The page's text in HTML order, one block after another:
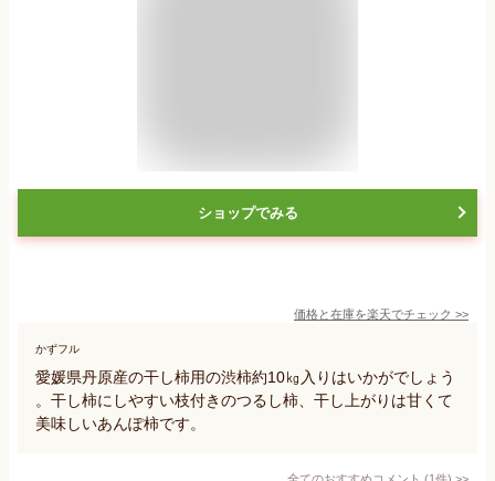
ショップでみる
価格と在庫を楽天でチェック >>
かずフル
愛媛県丹原産の干し柿用の渋柿約10㎏入りはいかがでしょう
。干し柿にしやすい枝付きのつるし柿、干し上がりは甘くて
美味しいあんぽ柿です。